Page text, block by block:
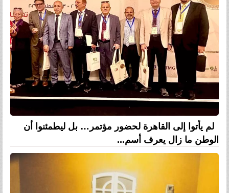
لم يأتوا إلى القاهرة لحضور مؤتمر… بل ليطمئنوا أن
الوطن ما زال يعرف أسم...